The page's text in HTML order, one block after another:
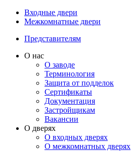
Входные двери
Межкомнатные двери
Представителям
О нас
О заводе
Терминология
Защита от подделок
Сертификаты
Документация
Застройщикам
Вакансии
О дверях
О входных дверях
О межкомнатных дверях